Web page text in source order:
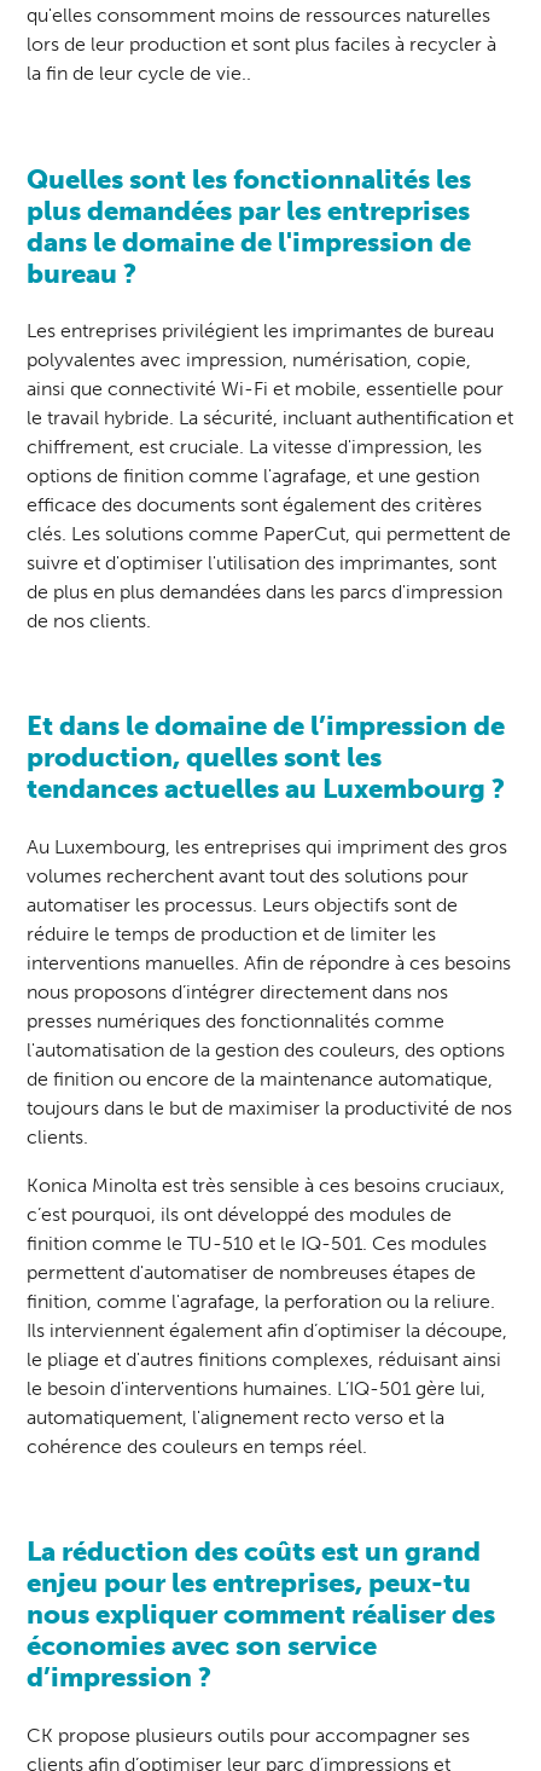
qu'elles consomment moins de ressources naturelles
lors de leur production et sont plus faciles à recycler à
la fin de leur cycle de vie..
Quelles sont les fonctionnalités les
plus demandées par les entreprises
dans le domaine de l'impression de
bureau ?
Les entreprises privilégient les imprimantes de bureau
polyvalentes avec impression, numérisation, copie,
ainsi que connectivité Wi-Fi et mobile, essentielle pour
le travail hybride. La sécurité, incluant authentification et
chiffrement, est cruciale. La vitesse d'impression, les
options de finition comme l'agrafage, et une gestion
efficace des documents sont également des critères
clés. Les solutions comme PaperCut, qui permettent de
suivre et d'optimiser l'utilisation des imprimantes, sont
de plus en plus demandées dans les parcs d'impression
de nos clients.
Et dans le domaine de l’impression de
production, quelles sont les
tendances actuelles au Luxembourg ?
Au Luxembourg, les entreprises qui impriment des gros
volumes recherchent avant tout des solutions pour
automatiser les processus. Leurs objectifs sont de
réduire le temps de production et de limiter les
interventions manuelles. Afin de répondre à ces besoins
nous proposons d’intégrer directement dans nos
presses numériques des fonctionnalités comme
l'automatisation de la gestion des couleurs, des options
de finition ou encore de la maintenance automatique,
toujours dans le but de maximiser la productivité de nos
clients.
Konica Minolta est très sensible à ces besoins cruciaux,
c’est pourquoi, ils ont développé des modules de
finition comme le TU-510 et le IQ-501. Ces modules
permettent d'automatiser de nombreuses étapes de
finition, comme l'agrafage, la perforation ou la reliure.
Ils interviennent également afin d’optimiser la découpe,
le pliage et d'autres finitions complexes, réduisant ainsi
le besoin d'interventions humaines. L’IQ-501 gère lui,
automatiquement, l'alignement recto verso et la
cohérence des couleurs en temps réel.
La réduction des coûts est un grand
enjeu pour les entreprises, peux-tu
nous expliquer comment réaliser des
économies avec son service
d’impression ?
CK propose plusieurs outils pour accompagner ses
clients afin d’optimiser leur parc d’impressions et